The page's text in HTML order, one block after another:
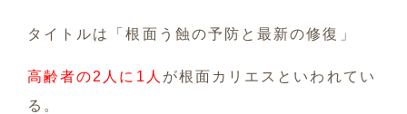
タイトルは「根面う蝕の予防と最新の修復」
高齢者の2人に1人 が根面カリエスといわれてい
る。